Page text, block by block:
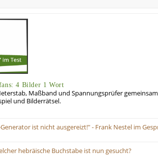
4 Bilder 1 Wort
Maßband und Spannungsprüfer
und Bilderrätsel.
ist nicht ausgereizt!" - Frank Nestel im
hebräische Buchstabe ist nun gesucht?